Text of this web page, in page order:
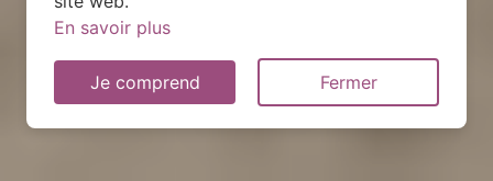
En savoir plus
Je comprend Fermer